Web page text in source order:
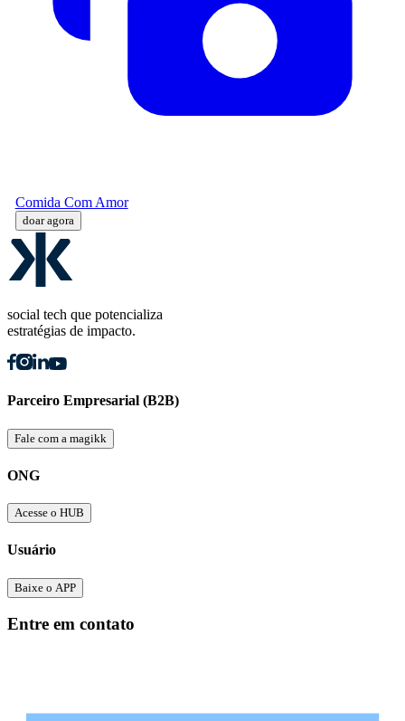
Comida Com Amor
doar agora
social tech que potencializa
estratégias de impacto.
Parceiro Empresarial (B2B)
Fale com a magikk
ONG
Acesse o HUB
Usuário
Baixe o APP
Entre em contato